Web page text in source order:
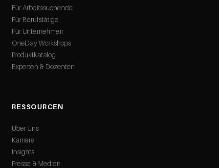
Für Arbeitssuchende
Für Berufstätige
Für Unternehmen
OneDay Workshops
Produktkatalog
Experten & Dozenten
RESSOURCEN
Über Uns
Karriere
Insights
Presse & Medien